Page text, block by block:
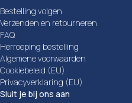
Bestelling volgen
Verzenden en retourneren
FAQ
Herroeping bestelling
Algemene voorwaarden
Cookiebeleid (EU)
Privacyverklaring (EU)
Sluit je bij ons aan